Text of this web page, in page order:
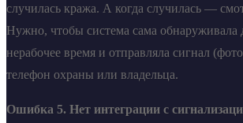
случилась кража. А когда случилась —
Нужно, чтобы система сама обнаруживала
нерабочее время и отправляла сигнал
телефон охраны или владельца.
Ошибка 5. Нет интеграции с